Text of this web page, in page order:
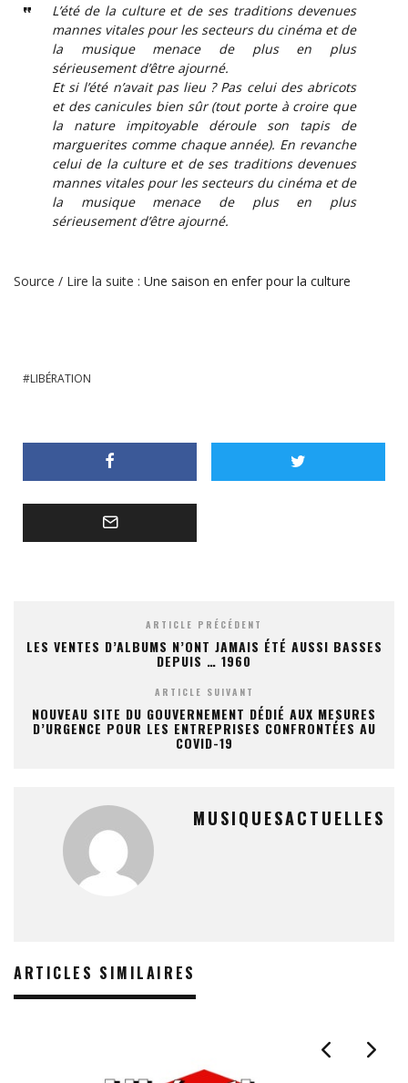
L’été de la culture et de ses traditions devenues
mannes vitales pour les secteurs du cinéma et de
la musique menace de plus en plus
sérieusement d’être ajourné.
Et si l’été n’avait pas lieu ? Pas celui des abricots
et des canicules bien sûr (tout porte à croire que
la nature impitoyable déroule son tapis de
marguerites comme chaque année). En revanche
celui de la culture et de ses traditions devenues
mannes vitales pour les secteurs du cinéma et de
la musique menace de plus en plus
sérieusement d’être ajourné.
Source / Lire la suite : Une saison en enfer pour la culture
LIBÉRATION
ARTICLE PRÉCÉDENT
LES VENTES D’ALBUMS N’ONT JAMAIS ÉTÉ AUSSI BASSES
DEPUIS … 1960
ARTICLE SUIVANT
NOUVEAU SITE DU GOUVERNEMENT DÉDIÉ AUX MESURES
D’URGENCE POUR LES ENTREPRISES CONFRONTÉES AU
COVID-19
MUSIQUESACTUELLES
ARTICLES SIMILAIRES